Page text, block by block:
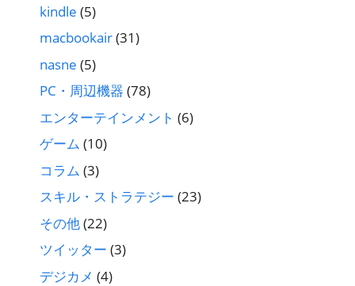
kindle (5)
macbookair(31)
nasne (5)
PC・周辺機器 (78)
エンターテインメント (6)
ゲーム (10)
コラム (3)
スキル・ストラテジー (23)
その他(22)
ツイッター (3)
デジカメ (4)